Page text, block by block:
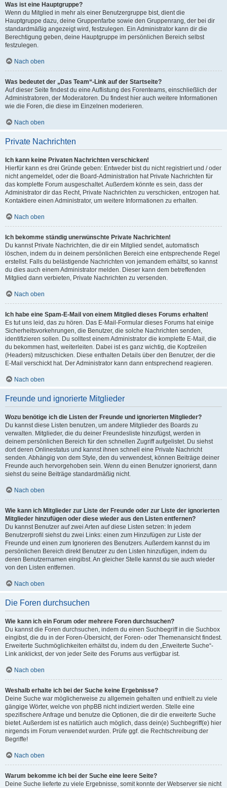
Was ist eine Hauptgruppe?
Wenn du Mitglied in mehr als einer Benutzergruppe bist, dient die
Hauptgruppe dazu, deine Gruppenfarbe sowie den Gruppenrang, der bei dir
standardmäßig angezeigt wird, festzulegen. Ein Administrator kann dir die
Berechtigung geben, deine Hauptgruppe im persönlichen Bereich selbst
festzulegen.
Nach oben
Was bedeutet der „Das Team“-Link auf der Startseite?
Auf dieser Seite findest du eine Auflistung des Forenteams, einschließlich der
Administratoren, der Moderatoren. Du findest hier auch weitere Informationen
wie die Foren, die diese im Einzelnen moderieren.
Nach oben
Private Nachrichten
Ich kann keine Privaten Nachrichten verschicken!
Hierfür kann es drei Gründe geben: Entweder bist du nicht registriert und / oder
nicht angemeldet, oder die Board-Administration hat Private Nachrichten für
das komplette Forum ausgeschaltet. Außerdem könnte es sein, dass der
Administrator dir das Recht, Private Nachrichten zu verschicken, entzogen hat.
Kontaktiere einen Administrator, um weitere Informationen zu erhalten.
Nach oben
Ich bekomme ständig unerwünschte Private Nachrichten!
Du kannst Private Nachrichten, die dir ein Mitglied sendet, automatisch
löschen, indem du in deinem persönlichen Bereich eine entsprechende Regel
erstellst. Falls du belästigende Nachrichten von jemandem erhältst, so kannst
du dies auch einem Administrator melden. Dieser kann dem betreffenden
Mitglied dann verbieten, Private Nachrichten zu versenden.
Nach oben
Ich habe eine Spam-E-Mail von einem Mitglied dieses Forums erhalten!
Es tut uns leid, das zu hören. Das E-Mail-Formular dieses Forums hat einige
Sicherheitsvorkehrungen, die Benutzer, die solche Nachrichten senden,
identifizieren sollen. Du solltest einem Administrator die komplette E-Mail, die
du bekommen hast, weiterleiten. Dabei ist es ganz wichtig, die Kopfzeilen
(Headers) mitzuschicken. Diese enthalten Details über den Benutzer, der die
E-Mail verschickt hat. Der Administrator kann dann entsprechend reagieren.
Nach oben
Freunde und ignorierte Mitglieder
Wozu benötige ich die Listen der Freunde und ignorierten Mitglieder?
Du kannst diese Listen benutzen, um andere Mitglieder des Boards zu
verwalten. Mitglieder, die du deiner Freundesliste hinzufügst, werden in
deinem persönlichen Bereich für den schnellen Zugriff aufgelistet. Du siehst
dort deren Onlinestatus und kannst ihnen schnell eine Private Nachricht
senden. Abhängig von dem Style, den du verwendest, können Beiträge deiner
Freunde auch hervorgehoben sein. Wenn du einen Benutzer ignorierst, dann
siehst du seine Beiträge standardmäßig nicht.
Nach oben
Wie kann ich Mitglieder zur Liste der Freunde oder zur Liste der ignorierten
Mitglieder hinzufügen oder diese wieder aus den Listen entfernen?
Du kannst Benutzer auf zwei Arten auf diese Listen setzen: In jedem
Benutzerprofil siehst du zwei Links: einen zum Hinzufügen zur Liste der
Freunde und einen zum Ignorieren des Benutzers. Außerdem kannst du im
persönlichen Bereich direkt Benutzer zu den Listen hinzufügen, indem du
deren Benutzernamen eingibst. An gleicher Stelle kannst du sie auch wieder
von den Listen entfernen.
Nach oben
Die Foren durchsuchen
Wie kann ich ein Forum oder mehrere Foren durchsuchen?
Du kannst die Foren durchsuchen, indem du einen Suchbegriff in die Suchbox
eingibst, die du in der Foren-Übersicht, der Foren- oder Themenansicht findest.
Erweiterte Suchmöglichkeiten erhältst du, indem du den „Erweiterte Suche“-
Link anklickst, der von jeder Seite des Forums aus verfügbar ist.
Nach oben
Weshalb erhalte ich bei der Suche keine Ergebnisse?
Deine Suche war möglicherweise zu allgemein gehalten und enthielt zu viele
gängige Wörter, welche von phpBB nicht indiziert werden. Stelle eine
spezifischere Anfrage und benutze die Optionen, die dir die erweiterte Suche
bietet. Außerdem ist es natürlich auch möglich, dass dein(e) Suchbegriff(e) hier
nirgends im Forum verwendet wurden. Prüfe ggf. die Rechtschreibung der
Begriffe!
Nach oben
Warum bekomme ich bei der Suche eine leere Seite?
Deine Suche lieferte zu viele Ergebnisse, somit konnte der Webserver sie nicht